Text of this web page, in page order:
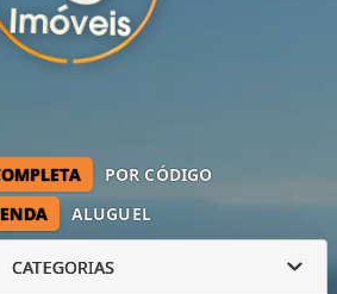
ALUGUEL
POR CÓDIGO
CATEGORIAS